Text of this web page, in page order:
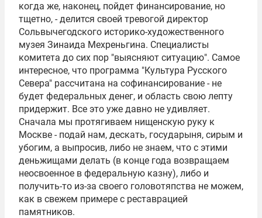
когда же, наконец, пойдет финансирование, но
тщетно, - делится своей тревогой директор
Сольвычегодского историко-художественного
музея Зинаида Мехреньгина. Специалисты
комитета до сих пор "выясняют ситуацию". Самое
интересное, что программа "Культура Русского
Севера" рассчитана на софинансирование - не
будет федеральных денег, и область свою лепту
придержит. Все это уже давно не удивляет.
Сначала мы протягиваем нищенскую руку к
Москве - подай нам, дескать, государыня, сирым и
убогим, а выпросив, либо не знаем, что с этими
деньжищами делать (в конце года возвращаем
неосвоенное в федеральную казну), либо и
получить-то из-за своего головотяпства не можем,
как в свежем примере с реставрацией
памятников.